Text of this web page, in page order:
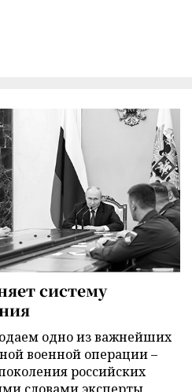
систему
одно из важнейших
военной операции –
российских
словами эксперты